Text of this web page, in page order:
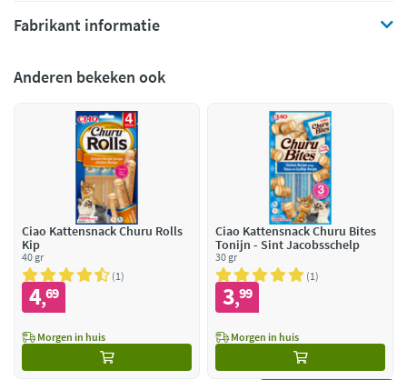
Fabrikant informatie
Anderen bekeken ook
Ciao Kattensnack Churu Rolls
Kip
40 gr
1
4,69
Morgen in huis
Ciao Kattensnack Churu Bites
Tonijn - Sint Jacobsschelp
30 gr
1
3,99
Morgen in huis